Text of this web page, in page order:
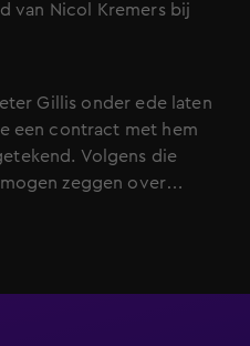
van Nicol Kremers bij
Gillis onder ede laten
een contract met hem
Volgens die
zeggen over
volgens Nicol "misbruik
dat ze herhaaldelijk
geweld...